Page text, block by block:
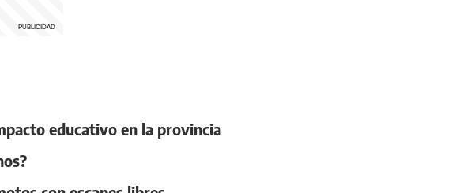
educativo en la provincia